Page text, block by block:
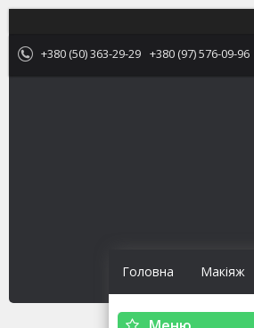
+380 (50) 363-29-29 +380 (97) 576-09-96
Головна Макіяж